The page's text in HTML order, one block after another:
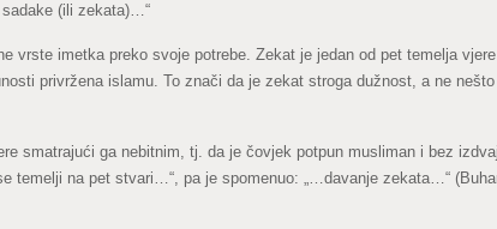
(ili zekata)…“
vrste imetka preko svoje potrebe. Zekat je jedan od pet temelja vjere
privržena islamu. To znači da je zekat stroga dužnost, a ne
smatrajući ga nebitnim, tj. da je čovjek potpun musliman i bez
temelji na pet stvari…“, pa je spomenuo: „…davanje zekata…“